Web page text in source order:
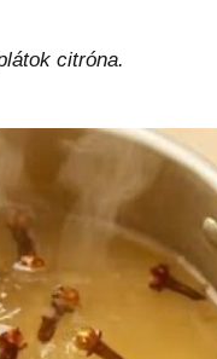
citróna.